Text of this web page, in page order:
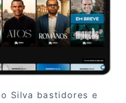
Silva bastidores e